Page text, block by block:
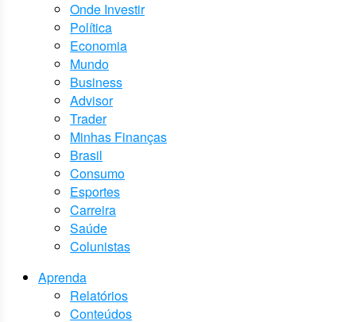
Onde Investir
Política
Economia
Mundo
Business
Advisor
Trader
Minhas Finanças
Brasil
Consumo
Esportes
Carreira
Saúde
Colunistas
Aprenda
Relatórios
Conteúdos